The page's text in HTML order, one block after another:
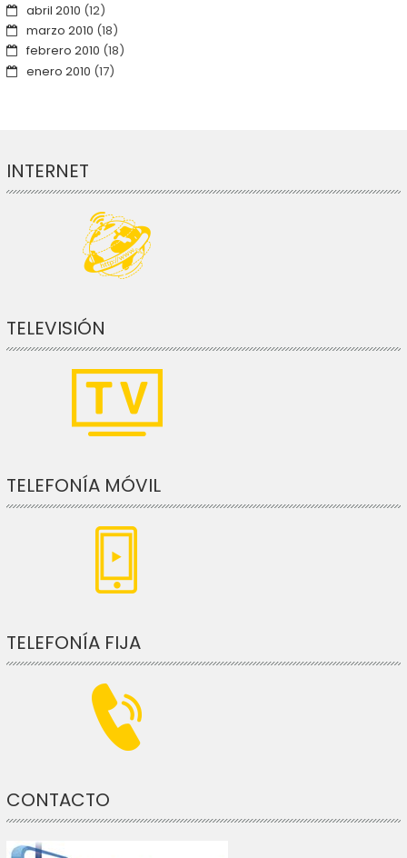
abril 2010 (12)
marzo 2010 (18)
febrero 2010 (18)
enero 2010 (17)
INTERNET
TELEVISIÓN
TELEFONÍA MÓVIL
TELEFONÍA FIJA
CONTACTO